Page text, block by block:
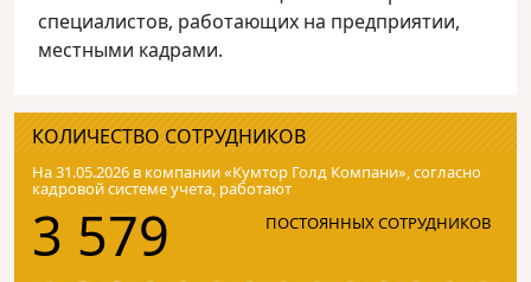
специалистов, работающих на предприятии,
местными кадрами.
КОЛИЧЕСТВО СОТРУДНИКОВ
На 31.05.2026 в компании «Кумтор Голд Компани», согласно
кадровой системе учета, работают
3 579 ПОСТОЯННЫХ СОТРУДНИКОВ